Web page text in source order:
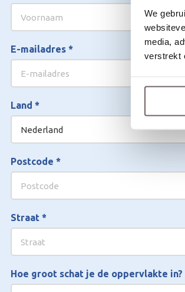
We
media,
verstrekt
E-mailadres *
Land *
Postcode *
Straat *
Hoe groot schat je de oppervlakte in?